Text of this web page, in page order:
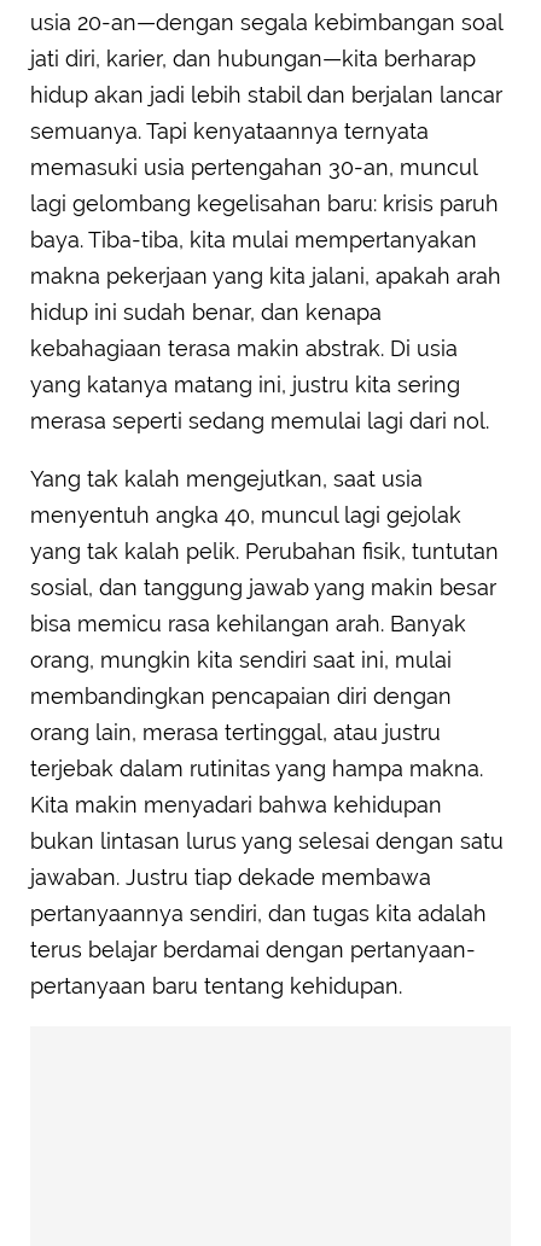
usia 20-an—dengan segala kebimbangan soal
jati diri, karier, dan hubungan—kita berharap
hidup akan jadi lebih stabil dan berjalan lancar
semuanya. Tapi kenyataannya ternyata
memasuki usia pertengahan 30-an, muncul
lagi gelombang kegelisahan baru: krisis paruh
baya. Tiba-tiba, kita mulai mempertanyakan
makna pekerjaan yang kita jalani, apakah arah
hidup ini sudah benar, dan kenapa
kebahagiaan terasa makin abstrak. Di usia
yang katanya matang ini, justru kita sering
merasa seperti sedang memulai lagi dari nol.
Yang tak kalah mengejutkan, saat usia
menyentuh angka 40, muncul lagi gejolak
yang tak kalah pelik. Perubahan fisik, tuntutan
sosial, dan tanggung jawab yang makin besar
bisa memicu rasa kehilangan arah. Banyak
orang, mungkin kita sendiri saat ini, mulai
membandingkan pencapaian diri dengan
orang lain, merasa tertinggal, atau justru
terjebak dalam rutinitas yang hampa makna.
Kita makin menyadari bahwa kehidupan
bukan lintasan lurus yang selesai dengan satu
jawaban. Justru tiap dekade membawa
pertanyaannya sendiri, dan tugas kita adalah
terus belajar berdamai dengan pertanyaan-
pertanyaan baru tentang kehidupan.